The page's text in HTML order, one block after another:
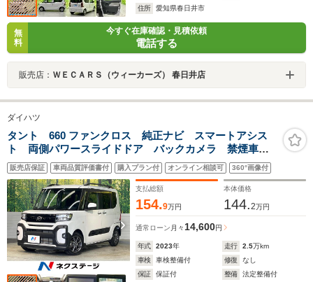
住所
愛知県春日井市
無
料
今すぐ在庫確認・見積依頼
電話する
販売店： ＷＥＣＡＲＳ（ウィーカーズ） 春日井店
ダイハツ
タント 660 ファンクロス 純正ナビ スマートアシス
ト 両側パワースライドドア バックカメラ 禁煙車
シートヒーター コーナーセンサー LEDヘッドライ
ト 電動パーキングブレーキ スマートキー ETC オ
ートハイビーム
販売店保証 車両品質評価書付 購入プラン付 オンライン相談可 360°画像付
支払総額
154.9万円
本体価格
144.2万円
通常ローン 月々14,600円
年式 2023年 走行 2.5万km
車検
車検整備付 修復
なし
保証
保証付 整備
法定整備付